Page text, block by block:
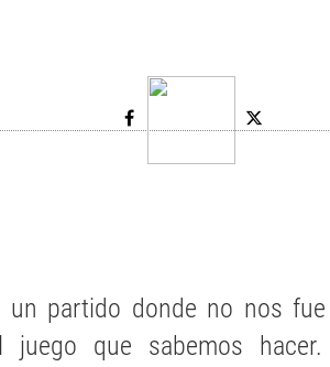
un partido donde no nos
juego que sabemos